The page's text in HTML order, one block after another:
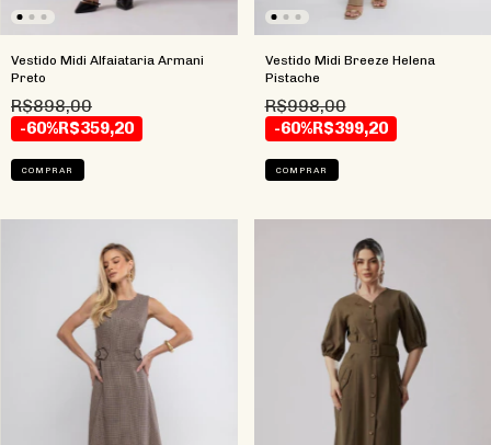
Vestido Midi Alfaiataria Armani
Preto
R$898,00
-60%R$359,20
COMPRAR
Vestido Midi Breeze Helena
Pistache
R$998,00
-60%R$399,20
COMPRAR